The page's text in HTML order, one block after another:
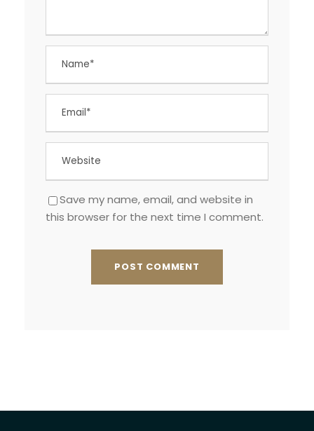
Save my name, email, and website in
this browser for the next time I comment.